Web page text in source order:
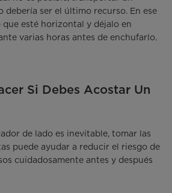
debería ser el último recurso. En ese
esté horizontal y déjalo en
varias horas antes de enchufarlo.
Si Debes Acostar Un
de lado es inevitable, tomar las
puede ayudar a reducir el riesgo de
cuidadosamente antes y después